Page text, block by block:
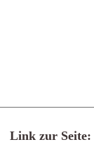
Link zur Seite: